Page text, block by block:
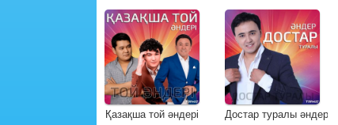
Қазақша той әндері Достар туралы әндер